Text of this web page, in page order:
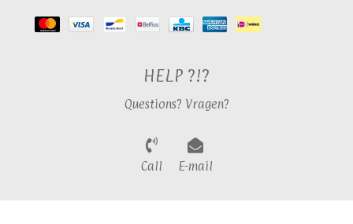
HELP ?!?
Questions? Vragen?
Call E-mail